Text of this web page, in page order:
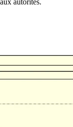
autorités.